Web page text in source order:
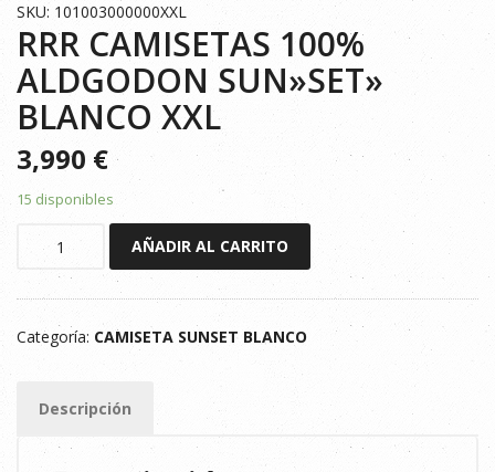
SKU: 101003000000XXL
RRR CAMISETAS 100%
ALDGODON SUN»SET»
BLANCO XXL
3,990 €
15 disponibles
SUN"SET"
cantidad
AÑADIR AL CARRITO
Categoría: CAMISETA SUNSET BLANCO
Descripción